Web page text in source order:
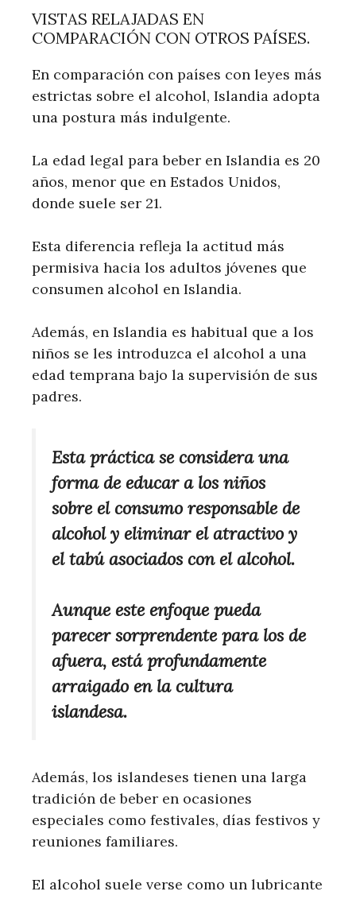
VISTAS RELAJADAS EN
COMPARACIÓN CON OTROS PAÍSES.
En comparación con países con leyes más
estrictas sobre el alcohol, Islandia adopta
una postura más indulgente.
La edad legal para beber en Islandia es 20
años, menor que en Estados Unidos,
donde suele ser 21.
Esta diferencia refleja la actitud más
permisiva hacia los adultos jóvenes que
consumen alcohol en Islandia.
Además, en Islandia es habitual que a los
niños se les introduzca el alcohol a una
edad temprana bajo la supervisión de sus
padres.
Esta práctica se considera una
forma de educar a los niños
sobre el consumo responsable de
alcohol y eliminar el atractivo y
el tabú asociados con el alcohol.
Aunque este enfoque pueda
parecer sorprendente para los de
afuera, está profundamente
arraigado en la cultura
islandesa.
Además, los islandeses tienen una larga
tradición de beber en ocasiones
especiales como festivales, días festivos y
reuniones familiares.
El alcohol suele verse como un lubricante